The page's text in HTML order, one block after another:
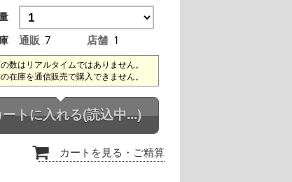
通販 7 店舗 1
数はリアルタイムではありません。
在庫を通信販売で購入できません。
トに入れる(読込中...)
カートを見る ・ご精算